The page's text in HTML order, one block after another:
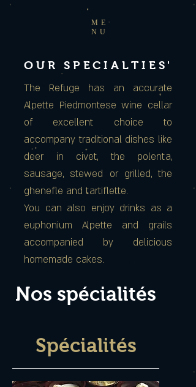
ME
NU
OUR SPECIALTIES'
The Refuge has an accurate
Alpette Piedmontese wine cellar
of excellent choice to
accompany traditional dishes like
deer in civet, the polenta,
sausage, stewed or grilled, the
ghenefle and tartiflette.
You can also enjoy drinks as a
euphonium Alpette and grails
accompanied by delicious
homemade cakes.
Nos spécialités
Spécialités